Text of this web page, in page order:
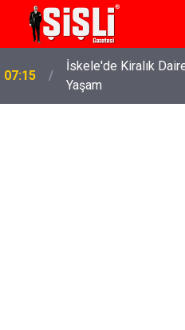
07:15
İskele'de Kiralık
Yaşam